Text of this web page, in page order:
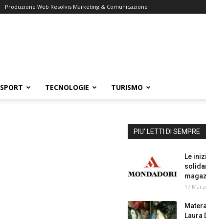
Produzione Web Resolvis Marketing & Comunicazione
SPORT TECNOLOGIE TURISMO
PIU' LETTI DI SEMPRE
Le
17
Laura